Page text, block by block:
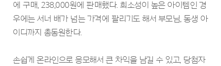
에 구매, 238,000원에 판매했다. 희소성이 높은 아이템인 경
우에는 서너 배가 넘는 가격에 팔리기도 해서 부모님, 동생 아
이디까지 총동원한다.
손쉽게 온라인으로 응모해서 큰 차익을 남길 수 있고, 당첨자